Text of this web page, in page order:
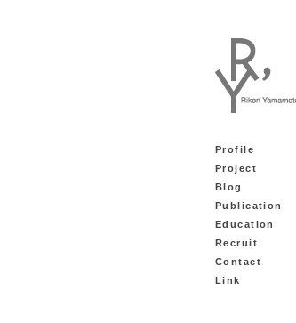
Profile
Project
Blog
Publication
Education
Recruit
Contact
Link